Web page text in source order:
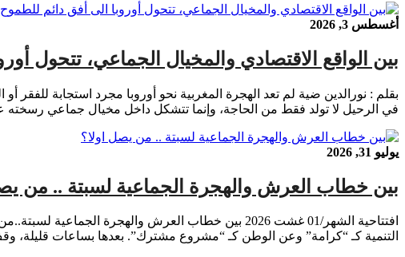
أغسطس 3, 2026
بين الواقع الاقتصادي والمخيال الجماعي، تتحول
بقلم : نورالدين ضية لم تعد الهجرة المغربية نحو أوروبا مجرد استجابة للفقر
في الرحيل لا تولد فقط من الحاجة، وإنما تتشكل داخل مخيال جماعي رسخته
يوليو 31, 2026
بين خطاب العرش والهجرة الجماعية لسبتة .. من
التنمية كـ “كرامة” وعن الوطن كـ “مشروع مشترك”. بعدها بساعات قليلة، وقف